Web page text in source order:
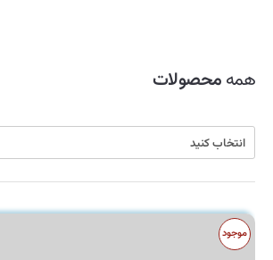
ظروف نگهدارنده
قابلمه
قاشق و چنگال
کولر
کارواش
کتری و قوری
همهمحصولات
موجود